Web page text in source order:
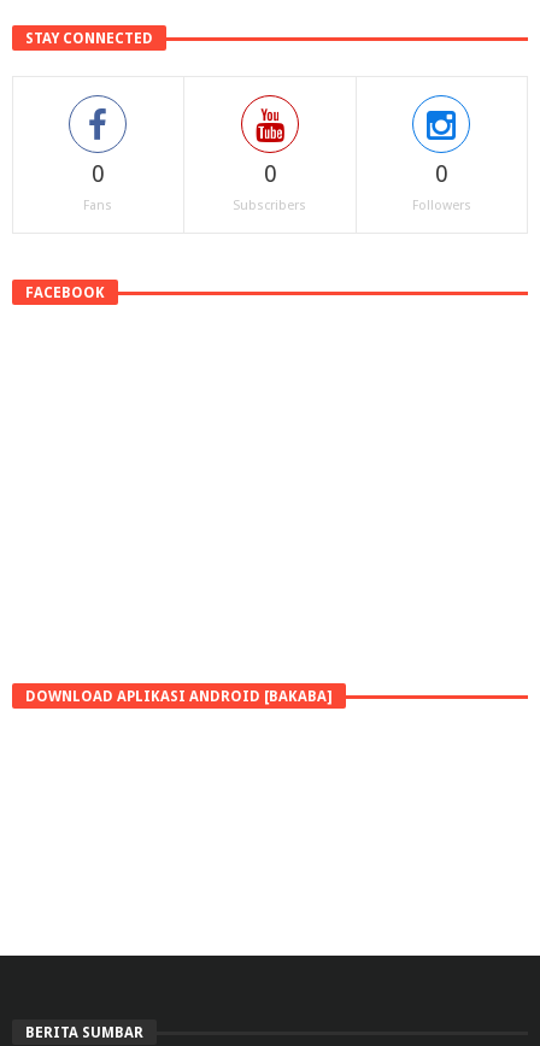
STAY CONNECTED
0
Fans
0
Subscribers
0
Followers
FACEBOOK
DOWNLOAD APLIKASI ANDROID [BAKABA]
BERITA SUMBAR